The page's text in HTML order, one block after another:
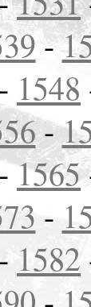
-
- 1548
-
1565
-
- 1582